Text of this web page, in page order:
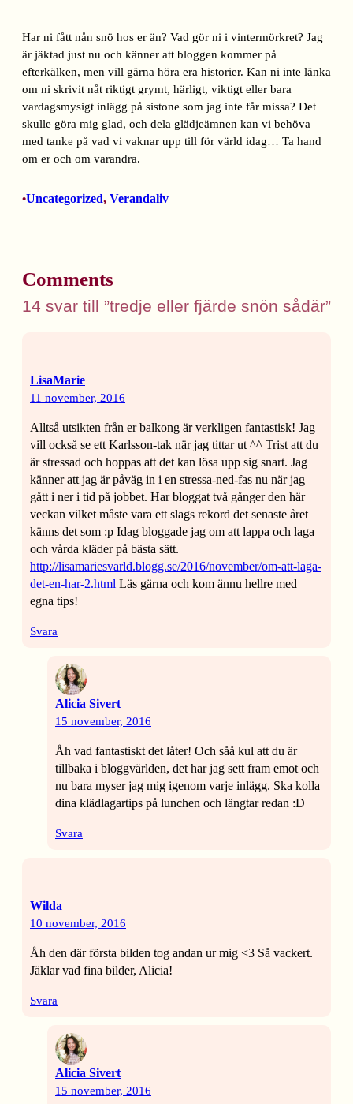
Har ni fått nån snö hos er än? Vad gör ni i vintermörkret? Jag
är jäktad just nu och känner att bloggen kommer på
efterkälken, men vill gärna höra era historier. Kan ni inte länka
om ni skrivit nåt riktigt grymt, härligt, viktigt eller bara
vardagsmysigt inlägg på sistone som jag inte får missa? Det
skulle göra mig glad, och dela glädjeämnen kan vi behöva
med tanke på vad vi vaknar upp till för värld idag… Ta hand
om er och om varandra.
•Uncategorized, Verandaliv
Comments
14 svar till ”tredje eller fjärde snön sådär”
LisaMarie
11 november, 2016
Alltså utsikten från er balkong är verkligen fantastisk! Jag
vill också se ett Karlsson-tak när jag tittar ut ^^ Trist att du
är stressad och hoppas att det kan lösa upp sig snart. Jag
känner att jag är påväg in i en stressa-ned-fas nu när jag
gått i ner i tid på jobbet. Har bloggat två gånger den här
veckan vilket måste vara ett slags rekord det senaste året
känns det som :p Idag bloggade jag om att lappa och laga
och vårda kläder på bästa sätt.
http://lisamariesvarld.blogg.se/2016/november/om-att-laga-
det-en-har-2.html Läs gärna och kom ännu hellre med
egna tips!
Svara
Alicia Sivert
15 november, 2016
Åh vad fantastiskt det låter! Och såå kul att du är
tillbaka i bloggvärlden, det har jag sett fram emot och
nu bara myser jag mig igenom varje inlägg. Ska kolla
dina klädlagartips på lunchen och längtar redan :D
Svara
Wilda
10 november, 2016
Åh den där första bilden tog andan ur mig <3 Så vackert.
Jäklar vad fina bilder, Alicia!
Svara
Alicia Sivert
15 november, 2016